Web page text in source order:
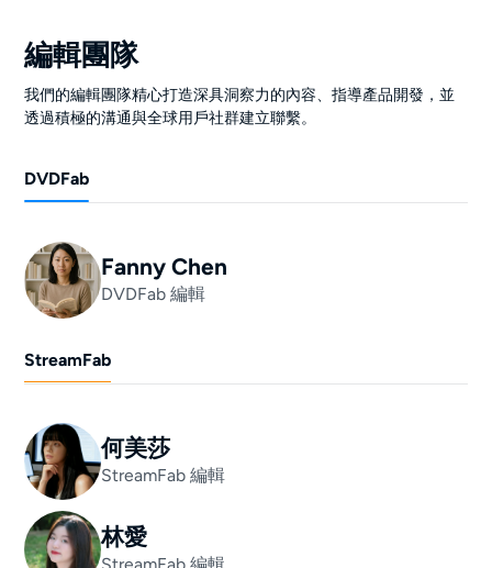
編輯團隊
我們的編輯團隊精心打造深具洞察力的內容、指導產品開發，並
透過積極的溝通與全球用戶社群建立聯繫。
DVDFab
Fanny Chen
DVDFab 編輯
StreamFab
何美莎
StreamFab 編輯
林愛
StreamFab 編輯